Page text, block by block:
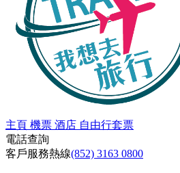
主頁 機票 酒店 自由行套票
電話查詢
客戶服務熱線(852) 3163 0800